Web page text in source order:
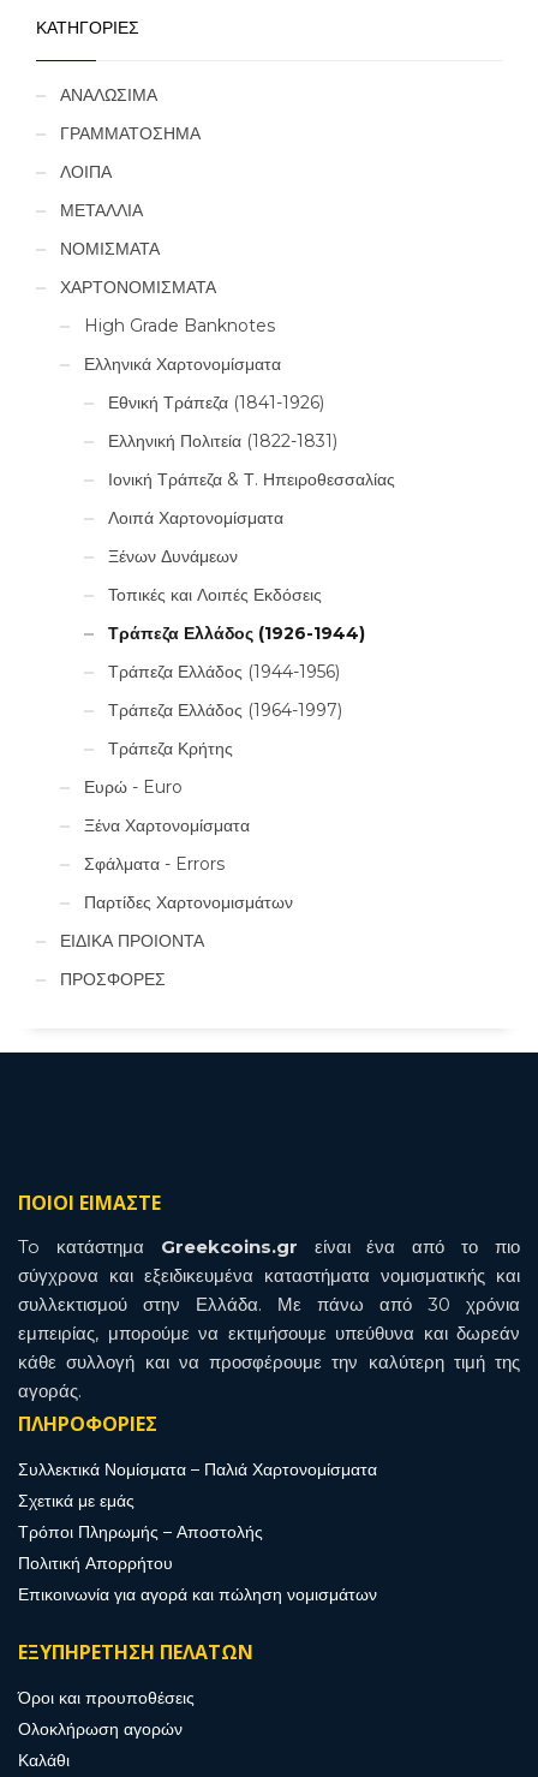
ΚΑΤΗΓΟΡΙΕΣ
ΑΝΑΛΩΣΙΜΑ
ΓΡΑΜΜΑΤΟΣΗΜΑ
ΛΟΙΠΑ
ΜΕΤΑΛΛΙΑ
ΝΟΜΙΣΜΑΤΑ
ΧΑΡΤΟΝΟΜΙΣΜΑΤΑ
High Grade Banknotes
Ελληνικά Χαρτονομίσματα
Εθνική Τράπεζα (1841-1926)
Ελληνική Πολιτεία (1822-1831)
Ιονική Τράπεζα & Τ. Ηπειροθεσσαλίας
Λοιπά Χαρτονομίσματα
Ξένων Δυνάμεων
Τοπικές και Λοιπές Εκδόσεις
Τράπεζα Ελλάδος (1926-1944)
Τράπεζα Ελλάδος (1944-1956)
Τράπεζα Ελλάδος (1964-1997)
Τράπεζα Κρήτης
Ευρώ - Euro
Ξένα Χαρτονομίσματα
Σφάλματα - Errors
Παρτίδες Χαρτονομισμάτων
ΕΙΔΙΚΑ ΠΡΟΙΟΝΤΑ
ΠΡΟΣΦΟΡΕΣ
ΠΟΙΟΙ ΕΙΜΑΣΤΕ
To κατάστημα Greekcoins.gr είναι ένα από το πιο
σύγχρονα και εξειδικευμένα καταστήματα νομισματικής και
συλλεκτισμού στην Ελλάδα. Με πάνω από 30 χρόνια
εμπειρίας, μπορούμε να εκτιμήσουμε υπεύθυνα και δωρεάν
κάθε συλλογή και να προσφέρουμε την καλύτερη τιμή της
αγοράς.
ΠΛΗΡΟΦΟΡΙΕΣ
Συλλεκτικά Νομίσματα – Παλιά Χαρτονομίσματα
Σχετικά με εμάς
Τρόποι Πληρωμής – Αποστολής
Πολιτική Απορρήτου
Επικοινωνία για αγορά και πώληση νομισμάτων
ΕΞΥΠΗΡΕΤΗΣΗ ΠΕΛΑΤΩΝ
Όροι και προυποθέσεις
Ολοκλήρωση αγορών
Καλάθι